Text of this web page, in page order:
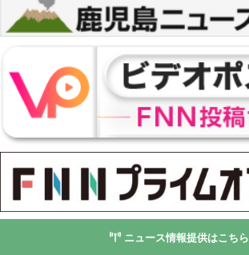
ニュース情報提供はこちら